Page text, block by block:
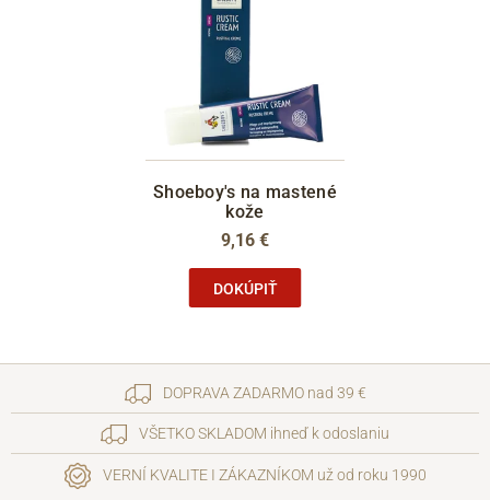
Shoeboy's na mastené
kože
9,16 €
DOKÚPIŤ
DOPRAVA ZADARMO nad 39 €
VŠETKO SKLADOM ihneď k odoslaniu
VERNÍ KVALITE I ZÁKAZNÍKOM už od roku 1990